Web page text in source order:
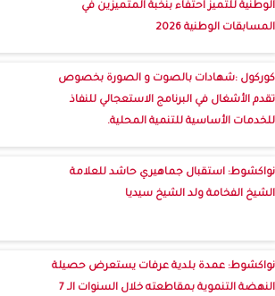
الوطنية للتميز احتفاء بنخبة المتميزين في
المسابقات الوطنية 2026
كوركول :شهادات بالصوت و الصورة بخصوص
تقدم الأشغال في البرنامج الاستعجالي للنفاذ
للخدمات الأساسية للتنمية المحلية.
نواكشوط: استقبال جماهيري حاشد للعلامة
الشيخ الفخامة ولد الشيخ سيديا
نواكشوط: عمدة بلدية عرفات يستعرض حصيلة
النهضة التنموية بمقاطعته خلال السنوات الـ 7